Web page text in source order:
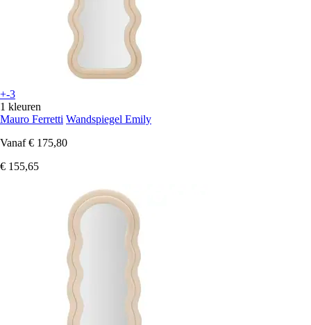
+-3
1 kleuren
Mauro Ferretti Wandspiegel Emily
Vanaf € 175,80
€ 155,65